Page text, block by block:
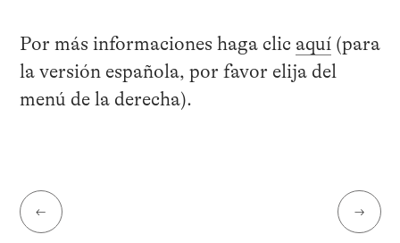
Por más informaciones haga clic aquí(para
la versión española, por favor elija del
menú de la derecha).
← →